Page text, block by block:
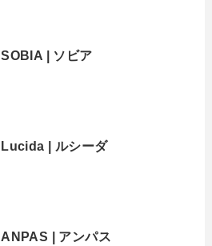
SOBIA | ソビア
Lucida | ルシーダ
ANPAS | アンパス